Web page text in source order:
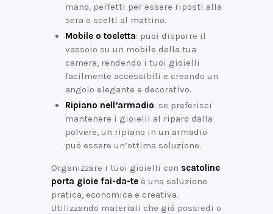
mano, perfetti per essere riposti alla
sera o scelti al mattino.
Mobile o toeletta: puoi disporre il
vassoio su un mobile della tua
camera, rendendo i tuoi gioielli
facilmente accessibili e creando un
angolo elegante e decorativo.
Ripiano nell’armadio: se preferisci
mantenere i gioielli al riparo dalla
polvere, un ripiano in un armadio
può essere un’ottima soluzione.
Organizzare i tuoi gioielli con scatoline
porta gioie fai-da-te è una soluzione
pratica, economica e creativa.
Utilizzando materiali che già possiedi o